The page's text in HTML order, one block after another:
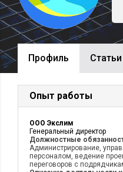
Профиль Cтатьи
Опыт работы
ООО Экслим
Генеральный директор
Должностные
Администрирование,
персоналом, ведение
переговоров с